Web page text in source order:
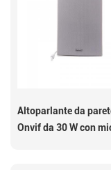
Altoparlante da
Onvif da 30 W con